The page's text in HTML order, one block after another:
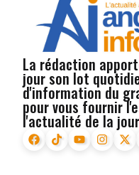
La rédaction
jour son lot
d'information du
pour vous fournir
l'actualité de la